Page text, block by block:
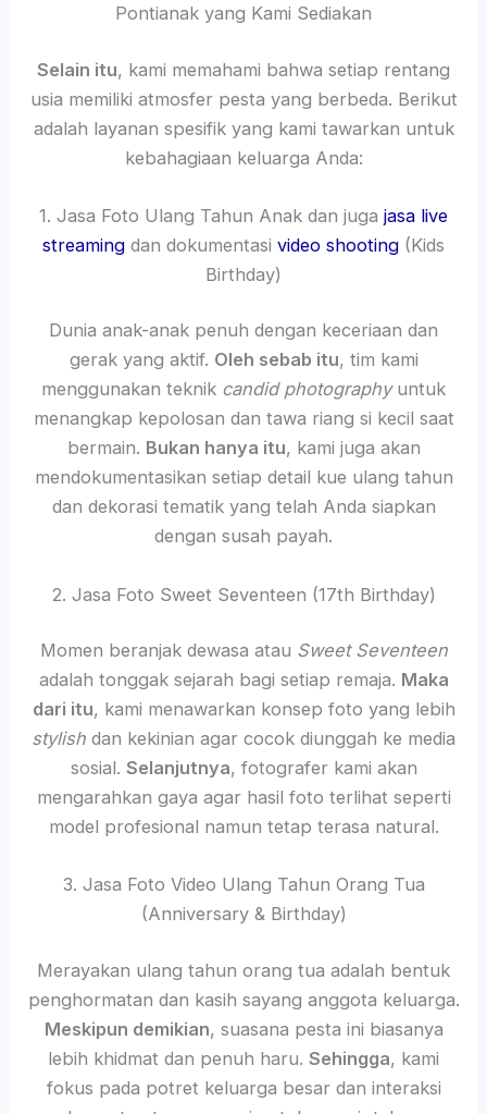
Pontianak yang Kami Sediakan
Selain itu, kami memahami bahwa setiap rentang
usia memiliki atmosfer pesta yang berbeda. Berikut
adalah layanan spesifik yang kami tawarkan untuk
kebahagiaan keluarga Anda:
1. Jasa Foto Ulang Tahun Anak dan juga jasa live
streaming dan dokumentasi video shooting (Kids
Birthday)
Dunia anak-anak penuh dengan keceriaan dan
gerak yang aktif. Oleh sebab itu, tim kami
menggunakan teknik candid photographyuntuk
menangkap kepolosan dan tawa riang si kecil saat
bermain. Bukan hanya itu, kami juga akan
mendokumentasikan setiap detail kue ulang tahun
dan dekorasi tematik yang telah Anda siapkan
dengan susah payah.
2. Jasa Foto Sweet Seventeen (17th Birthday)
Momen beranjak dewasa atau Sweet Seventeen
adalah tonggak sejarah bagi setiap remaja. Maka
dari itu, kami menawarkan konsep foto yang lebih
stylish dan kekinian agar cocok diunggah ke media
sosial. Selanjutnya, fotografer kami akan
mengarahkan gaya agar hasil foto terlihat seperti
model profesional namun tetap terasa natural.
3. Jasa Foto Video Ulang Tahun Orang Tua
(Anniversary & Birthday)
Merayakan ulang tahun orang tua adalah bentuk
penghormatan dan kasih sayang anggota keluarga.
Meskipun demikian, suasana pesta ini biasanya
lebih khidmat dan penuh haru. Sehingga, kami
fokus pada potret keluarga besar dan interaksi